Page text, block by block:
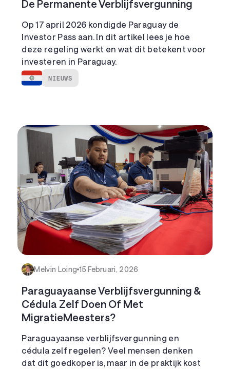
De Permanente Verblijfsvergunning
Op 17 april 2026 kondigde Paraguay de
Investor Pass aan. In dit artikel lees je hoe
deze regeling werkt en wat dit betekent voor
investeren in Paraguay.
NIEUWS
Melvin Loing 15 Februari, 2026
Paraguayaanse Verblijfsvergunning &
Cédula Zelf Doen Of Met
MigratieMeesters?
Paraguayaanse verblijfsvergunning en
cédula zelf regelen? Veel mensen denken
dat dit goedkoper is, maar in de praktijk kost